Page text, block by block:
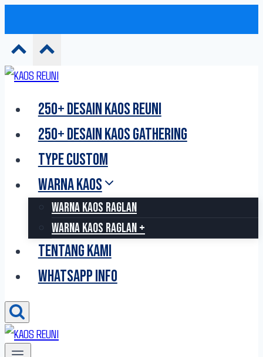
Skip
content
250+ DESAIN KAOS REUNI
250+ DESAIN KAOS GATHERING
TYPE CUSTOM
WARNA KAOS
WARNA KAOS RAGLAN
WARNA KAOS RAGLAN +
TENTANG KAMI
WHATSAPP INFO